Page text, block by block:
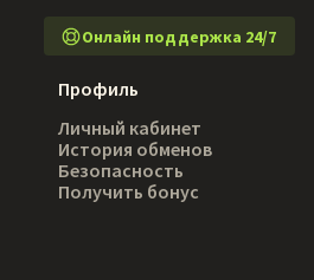
Онлайн поддержка 24/7
Профиль
Личный кабинет
История обменов
Безопасность
Получить бонус